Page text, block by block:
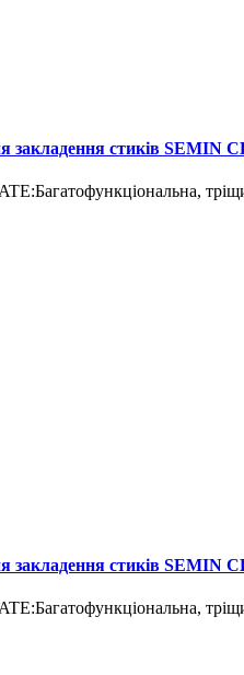
закладення стиків SEMIN
закладення стиків SEMIN